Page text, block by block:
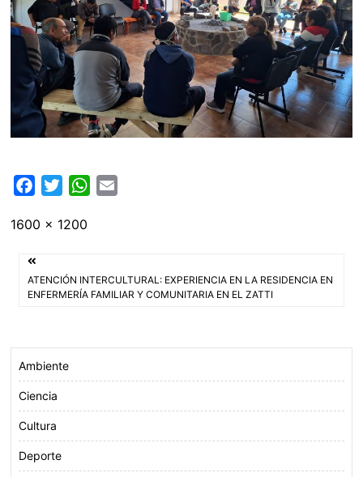
c
b
o
i
e
W
A
Tamaño
1600 × 1200
Navegación
de
ATENCIÓN INTERCULTURAL: EXPERIENCIA EN LA RESIDENCIA EN
ENFERMERÍA FAMILIAR Y COMUNITARIA EN EL ZATTI
Ambiente
Ciencia
Cultura
Deporte